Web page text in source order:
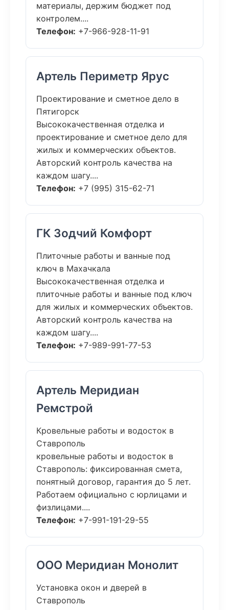
материалы, держим бюджет под
контролем....
Телефон: +7-966-928-11-91
Артель Периметр Ярус
Проектирование и сметное дело в
Пятигорск
Высококачественная отделка и
проектирование и сметное дело для
жилых и коммерческих объектов.
Авторский контроль качества на
каждом шагу....
Телефон: +7 (995) 315-62-71
ГК Зодчий Комфорт
Плиточные работы и ванные под
ключ в Махачкала
Высококачественная отделка и
плиточные работы и ванные под ключ
для жилых и коммерческих объектов.
Авторский контроль качества на
каждом шагу....
Телефон: +7-989-991-77-53
Артель Меридиан
Ремстрой
Кровельные работы и водосток в
Ставрополь
кровельные работы и водосток в
Ставрополь: фиксированная смета,
понятный договор, гарантия до 5 лет.
Работаем официально с юрлицами и
физлицами....
Телефон: +7-991-191-29-55
ООО Меридиан Монолит
Установка окон и дверей в
Ставрополь